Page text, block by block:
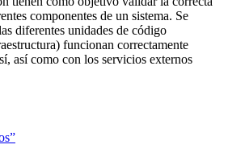
componentes de un sistema. Se
diferentes unidades de código
funcionan correctamente
así como con los servicios externos